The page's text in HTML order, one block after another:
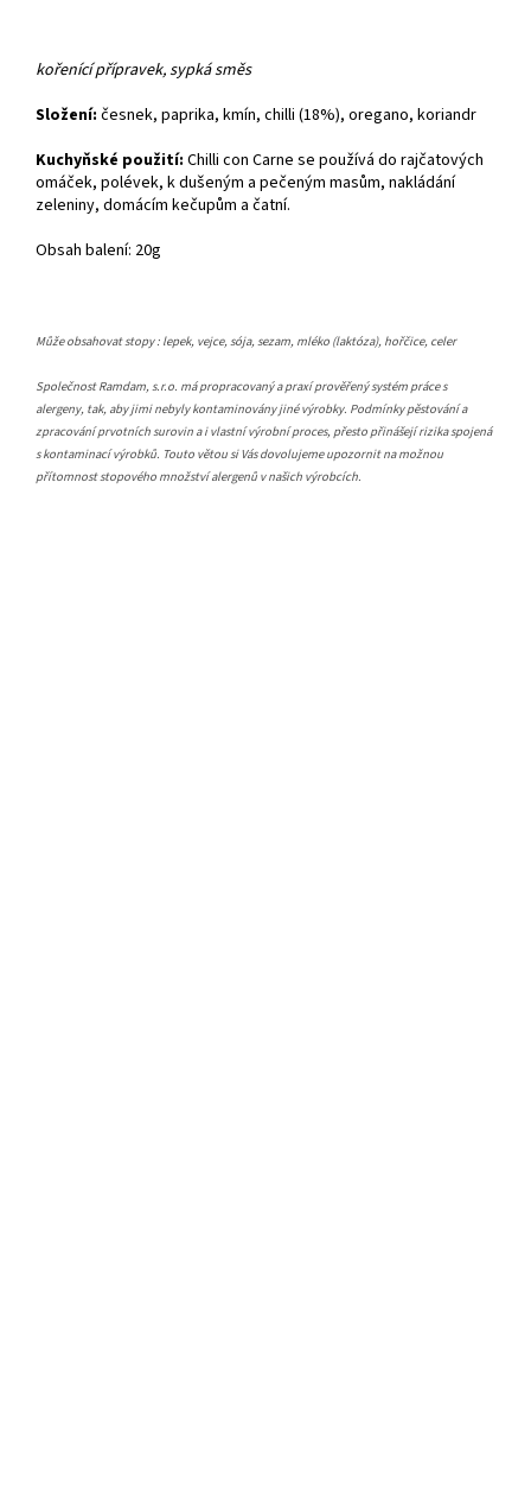
kořenící přípravek, sypká směs
Složení: česnek, paprika, kmín, chilli (18%), oregano, koriandr
Kuchyňské použití: Chilli con Carne se používá do rajčatových
omáček, polévek, k dušeným a pečeným masům, nakládání
zeleniny, domácím kečupům a čatní.
Obsah balení: 20g
Může obsahovat stopy : lepek, vejce, sója, sezam, mléko (laktóza), hořčice, celer
Společnost Ramdam, s.r.o. má propracovaný a praxí prověřený systém práce s
alergeny, tak, aby jimi nebyly kontaminovány jiné výrobky. Podmínky pěstování a
zpracování prvotních surovin a i vlastní výrobní proces, přesto přinášejí rizika spojená
s kontaminací výrobků. Touto větou si Vás dovolujeme upozornit na možnou
přítomnost stopového množství alergenů v našich výrobcích.